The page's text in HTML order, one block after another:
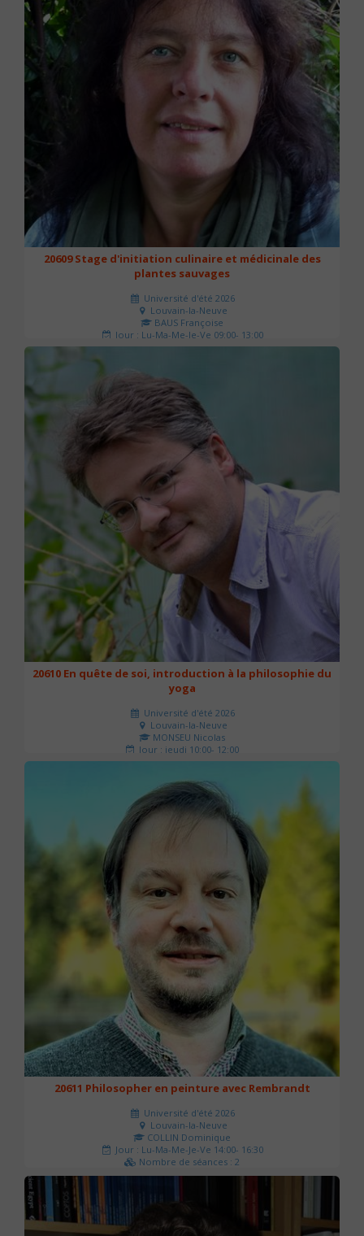
20609 Stage d'initiation culinaire et médicinale des
plantes sauvages
Université d'été 2026
Louvain-la-Neuve
BAUS Françoise
Jour : Lu-Ma-Me-Je-Ve 09:00- 13:00
Nombre de séances : 3
20610 En quête de soi, introduction à la philosophie du
yoga
Université d'été 2026
Louvain-la-Neuve
MONSEU Nicolas
Jour : jeudi 10:00- 12:00
Nombre de séances : 1
20611 Philosopher en peinture avec Rembrandt
Université d'été 2026
Louvain-la-Neuve
COLLIN Dominique
Jour : Lu-Ma-Me-Je-Ve 14:00- 16:30
Nombre de séances : 2
51 €